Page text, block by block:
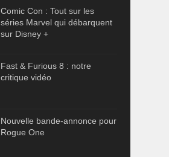
Comic Con : Tout sur les
séries Marvel qui débarquent
sur Disney +
Fast & Furious 8 : notre
critique vidéo
Nouvelle bande-annonce pour
Rogue One